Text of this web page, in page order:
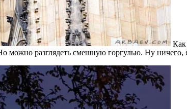
Как
разглядеть смешную горгулью. Ну ничего,